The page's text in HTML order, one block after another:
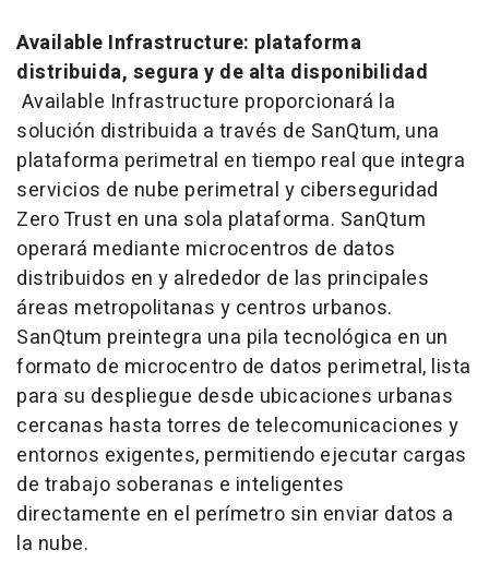
Available Infrastructure: plataforma
distribuida, segura y de alta disponibilidad
Available Infrastructure proporcionará la
solución distribuida a través de SanQtum, una
plataforma perimetral en tiempo real que integra
servicios de nube perimetral y ciberseguridad
Zero Trust en una sola plataforma. SanQtum
operará mediante microcentros de datos
distribuidos en y alrededor de las principales
áreas metropolitanas y centros urbanos.
SanQtum preintegra una pila tecnológica en un
formato de microcentro de datos perimetral, lista
para su despliegue desde ubicaciones urbanas
cercanas hasta torres de telecomunicaciones y
entornos exigentes, permitiendo ejecutar cargas
de trabajo soberanas e inteligentes
directamente en el perímetro sin enviar datos a
la nube.